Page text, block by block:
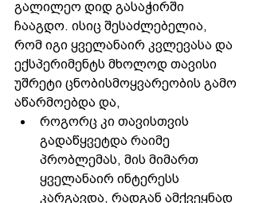
გალილეო დიდ გასაჭირში
ჩააგდო. ისიც შესაძლებელია,
რომ იგი ყველანაირ კვლევასა და
ექსპერიმენტს მხოლოდ თავისი
უშრეტი ცნობისმოყვარეობის გამო
აწარმოებდა და,
როგორც კი თავისთვის
გადაწყვეტდა რაიმე
პრობლემას, მის მიმართ
ყველანაირ ინტერესს
კარგავდა, რადგან ამქვეყნად